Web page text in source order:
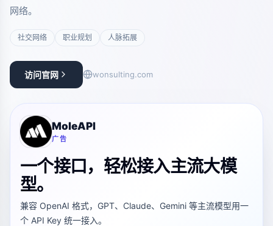
网络。
社交网络 职业规划 人脉拓展
访问官网 wonsulting.com
MoleAPI
广告
一个接口，轻松接入主流大模
型。
兼容 OpenAI 格式，GPT、Claude、Gemini 等主流模型用一
个 API Key 统一接入。